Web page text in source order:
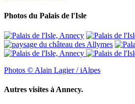
Photos du Palais de l'Isle
Photos © Alain Lagier / iAlpes
Autres visites à Annecy.